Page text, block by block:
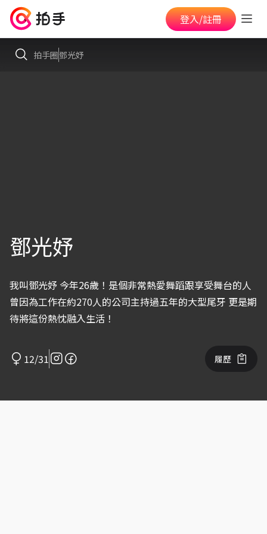
登入/註冊
拍手圈鄧光妤
鄧光妤
我叫鄧光妤 今年26歲！是個非常熱愛舞蹈跟享受舞台的人
曾因為工作在約270人的公司主持過五年的大型尾牙 更是期
待將這份熱忱融入生活！
12/31 履歷